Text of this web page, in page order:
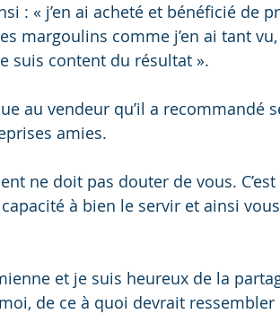
: « j’en ai acheté et bénéficié de
margoulins comme j’en ai tant
suis content du résultat ».
au vendeur qu’il a recommandé
amies.
ne doit pas douter de vous.
à bien le servir et ainsi
et je suis heureux de la
de ce à quoi devrait